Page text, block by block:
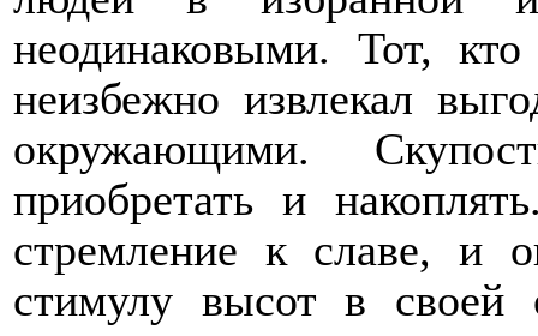
неодинаковыми. Тот,
неизбежно извлекал
окружающими.
приобретать и
стремление к славе, и
стимулу высот в своей